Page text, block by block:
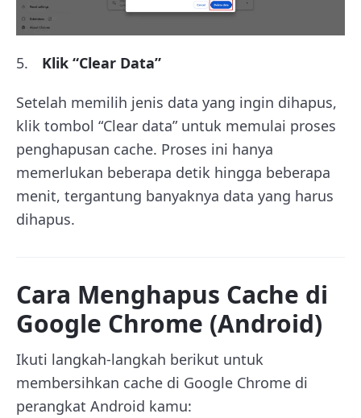
Klik “Clear Data”
Setelah memilih jenis data yang ingin dihapus,
klik tombol “Clear data” untuk memulai proses
penghapusan cache. Proses ini hanya
memerlukan beberapa detik hingga beberapa
menit, tergantung banyaknya data yang harus
dihapus.
Cara Menghapus Cache di
Google Chrome (Android)
Ikuti langkah-langkah berikut untuk
membersihkan cache di Google Chrome di
perangkat Android kamu: